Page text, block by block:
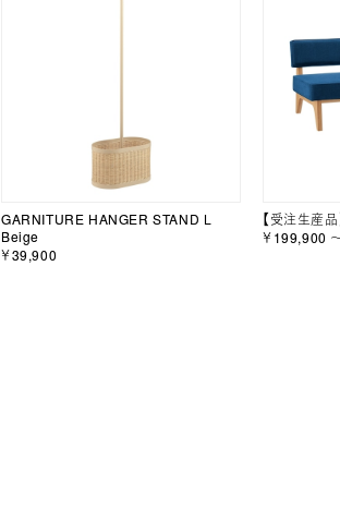
GARNITURE HANGER STAND L
Beige
￥39,900
【受注生産
￥199,900